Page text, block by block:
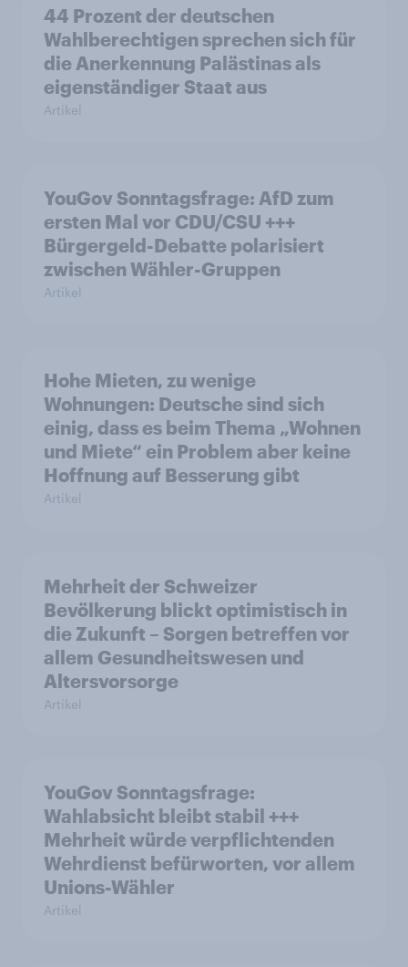
44 Prozent der deutschen
Wahlberechtigen sprechen sich für
die Anerkennung Palästinas als
eigenständiger Staat aus
Artikel
YouGov Sonntagsfrage: AfD zum
ersten Mal vor CDU/CSU +++
Bürgergeld-Debatte polarisiert
zwischen Wähler-Gruppen
Artikel
Hohe Mieten, zu wenige
Wohnungen: Deutsche sind sich
einig, dass es beim Thema „Wohnen
und Miete“ ein Problem aber keine
Hoffnung auf Besserung gibt
Artikel
Mehrheit der Schweizer
Bevölkerung blickt optimistisch in
die Zukunft – Sorgen betreffen vor
allem Gesundheitswesen und
Altersvorsorge
Artikel
YouGov Sonntagsfrage:
Wahlabsicht bleibt stabil +++
Mehrheit würde verpflichtenden
Wehrdienst befürworten, vor allem
Unions-Wähler
Artikel